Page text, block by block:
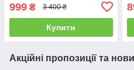
999 ₴ 3 400 ₴
Купити
Акційні пропозиції та